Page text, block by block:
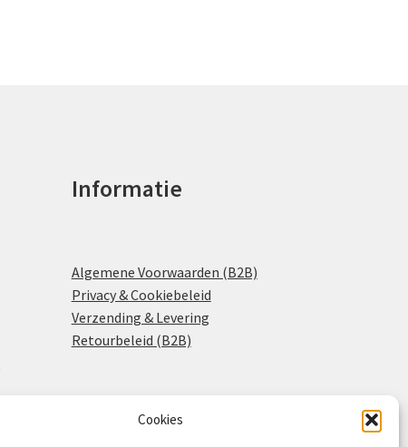
Cookies
Informatie
Algemene Voorwaarden (B2B)
Privacy & Cookiebeleid
Verzending & Levering
Retourbeleid (B2B)